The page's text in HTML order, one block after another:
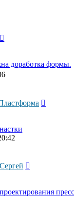
доработка формы.